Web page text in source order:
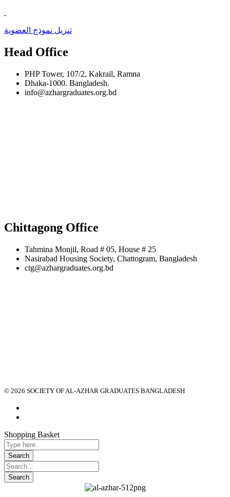
تنزيل نموذج العضوية
Head Office
PHP Tower, 107/2, Kakrail, Ramna
Dhaka-1000. Bangladesh.
info@azhargraduates.org.bd
Chittagong Office
Tahmina Monjil, Road # 05, House # 25
Nasirabad Housing Society, Chattogram, Bangladesh
ctg@azhargraduates.org.bd
© 2026 SOCIETY OF AL-AZHAR GRADUATES BANGLADESH
Shopping Basket